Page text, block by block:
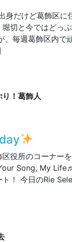
身だけど葛飾区に
切と今ではどっ
、毎週葛飾区内で
！葛飾人
役所のコーナー
Song, My
ト！ 今日のRie